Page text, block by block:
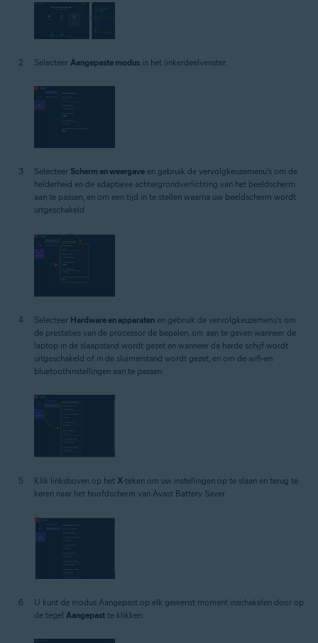
Selecteer Aangepaste modus in het linkerdeelvenster.
Selecteer Scherm en weergave en gebruik de vervolgkeuzemenu's om de
helderheid en de adaptieve achtergrondverlichting van het beeldscherm
aan te passen, en om een tijd in te stellen waarna uw beeldscherm wordt
uitgeschakeld.
Selecteer Hardware en apparaten en gebruik de vervolgkeuzemenu's om
de prestaties van de processor de bepalen, om aan te geven wanneer de
laptop in de slaapstand wordt gezet en wanneer de harde schijf wordt
uitgeschakeld of in de sluimerstand wordt gezet, en om de wifi-en
bluetoothinstellingen aan te passen.
Klik linksboven op het X-teken om uw instellingen op te slaan en terug te
keren naar het hoofdscherm van Avast Battery Saver.
U kunt de modus Aangepast op elk gewenst moment inschakelen door op
de tegel Aangepast te klikken.